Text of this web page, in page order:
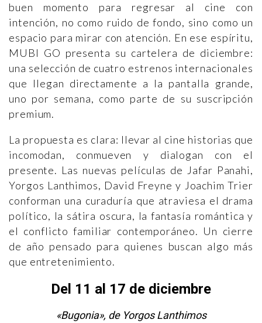
buen momento para regresar al cine con
intención, no como ruido de fondo, sino como un
espacio para mirar con atención. En ese espíritu,
MUBI GO presenta su cartelera de diciembre:
una selección de cuatro estrenos internacionales
que llegan directamente a la pantalla grande,
uno por semana, como parte de su suscripción
premium.
La propuesta es clara: llevar al cine historias que
incomodan, conmueven y dialogan con el
presente. Las nuevas películas de Jafar Panahi,
Yorgos Lanthimos, David Freyne y Joachim Trier
conforman una curaduría que atraviesa el drama
político, la sátira oscura, la fantasía romántica y
el conflicto familiar contemporáneo. Un cierre
de año pensado para quienes buscan algo más
que entretenimiento.
Del 11 al 17 de diciembre
«Bugonia», de Yorgos Lanthimos